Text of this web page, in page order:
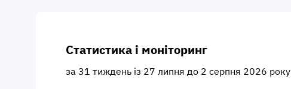
Статистика і моніторинг
за 31 тиждень із 27 липня до 2 серпня 2026 року